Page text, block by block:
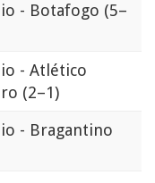
- Botafogo (5–
- Atlético
(2–1)
- Bragantino